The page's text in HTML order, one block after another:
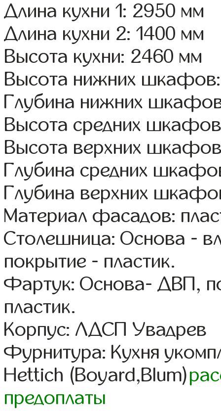
Длина кухни 1: 2950 мм
Длина кухни 2: 1400 мм
Высота кухни: 2460 мм
Высота нижних
Глубина нижних
Высота средних
Высота верхних
Глубина средних
Глубина верхних
Материал фасадов:
Столешница: Основа -
покрытие - пластик.
Фартук: Основа- ДВП,
пластик.
Корпус: ЛДСП Увадрев
Фурнитура: Кухня
Hettich (Boyard,Blum)
предоплаты